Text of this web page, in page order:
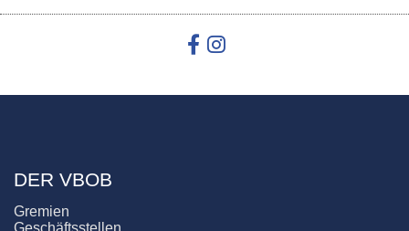
DER VBOB
Gremien
Geschäftsstellen